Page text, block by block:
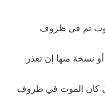
تم في ظروف
نسخة منها إن تعذر
إن كان الموت في ظروف